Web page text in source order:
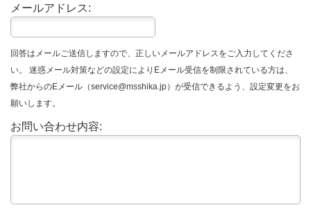
メールアドレス:
回答はメールご送信しますので、正しいメールアドレスをご入力してくださ
い。 迷惑メール対策などの設定によりEメール受信を制限されている方は、
弊社からのEメール（service@msshika.jp）が受信できるよう、設定変更をお
願いします。
お問い合わせ内容: